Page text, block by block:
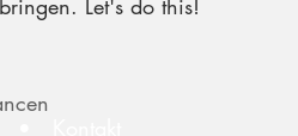
Let's do this!